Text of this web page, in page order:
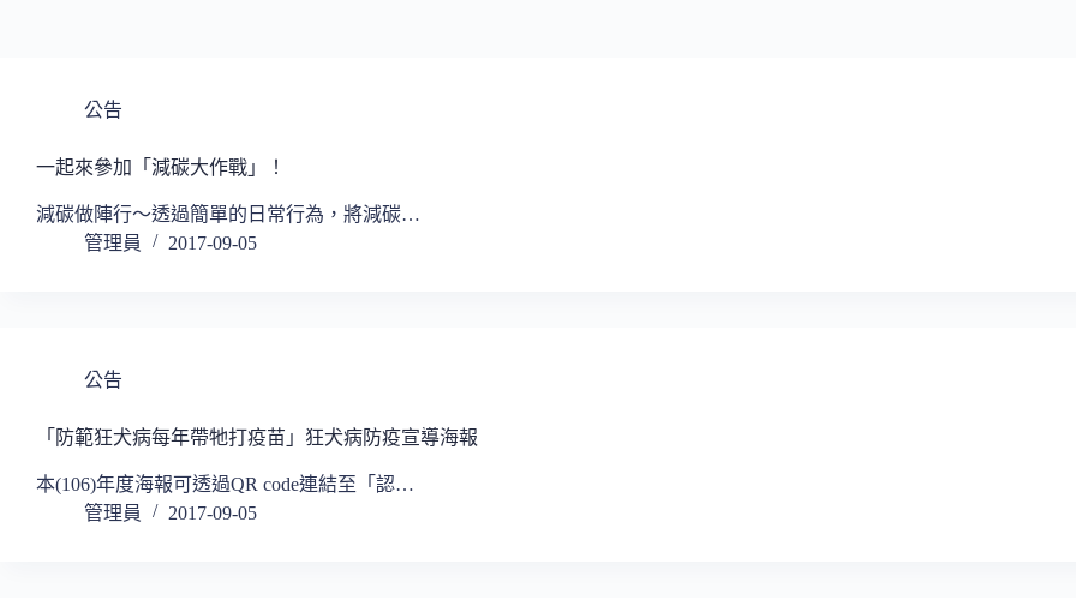
公告
一起來參加「減碳大作戰」！
減碳做陣行～透過簡單的日常行為，將減碳…
管理員
2017-09-05
公告
「防範狂犬病每年帶牠打疫苗」狂犬病防疫宣導海報
本(106)年度海報可透過QR code連結至「認…
管理員
2017-09-05